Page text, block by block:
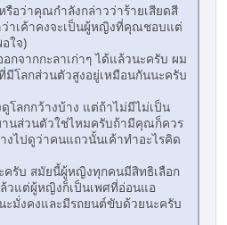
อว่าคุณกำลังกล่าวว่าร้ายเสียดสี
ว่าเค้าคงจะเป็นผู้หญิงที่คุณชอบแต่
ใจ)
กจากกะลาเก่าๆ ได้แล้วนะครับ ผม
โลกส่วนตัวสูงอยู่เหมือนกันนะครับ
ลกกว้างบ้าง แต่ถ้าไม่มีไม่เป็น
นส่วนตัวใช่ไหมครับถ้ามีคุณก็ควร
ไปดูว่าคนแถวนั้นเค้าทำอะไรคิด
ครับ สมัยนี้ผู้หญิงทุกคนมีสิทธิเลือก
วแต่ผู้หญิงก็เป็นเพศที่อ่อนแอ
มั่งคงและมีรถยนต์ขับด้วยนะครับ